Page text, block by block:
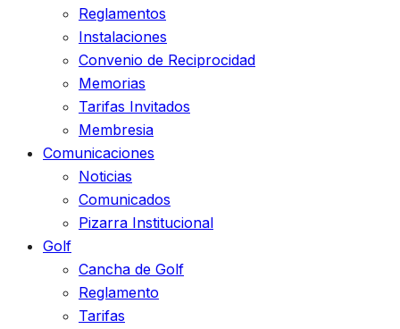
Reglamentos
Instalaciones
Convenio de Reciprocidad
Memorias
Tarifas Invitados
Membresia
Comunicaciones
Noticias
Comunicados
Pizarra Institucional
Golf
Cancha de Golf
Reglamento
Tarifas